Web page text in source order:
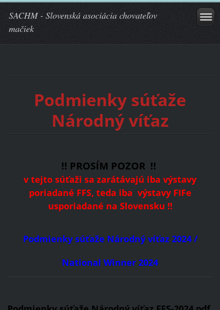
SACHM - Slovenská asociácia chovateľov
mačiek
Podmienky súťaže
Národný víťaz
!! PROSÍM POZOR !!
v tejto súťaži sa zarátávajú iba výstavy
poriadané FFS, teda iba výstavy FIFe
usporiadané na Slovensku !!
Podmienky súťaže Národný víťaz 2024 /
National Winner 2024